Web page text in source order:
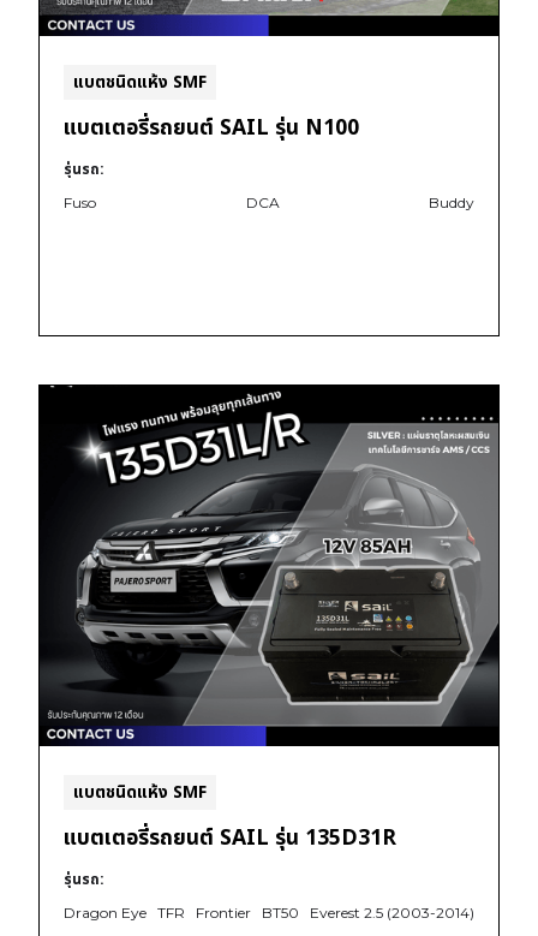
แบตชนิดแห้ง SMF
แบตเตอรี่รถยนต์ SAIL รุ่น N100
รุ่นรถ:
Fuso DCA Buddy
แบตชนิดแห้ง SMF
แบตเตอรี่รถยนต์ SAIL รุ่น 135D31R
รุ่นรถ:
Dragon Eye TFR Frontier BT50 Everest 2.5 (2003-2014)